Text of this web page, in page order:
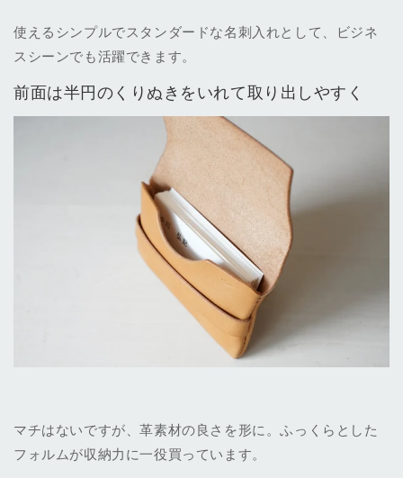
使えるシンプルでスタンダードな名刺入れとして、ビジネ
スシーンでも活躍できます。
前面は半円のくりぬきをいれて取り出しやすく
マチはないですが、革素材の良さを形に。ふっくらとした
フォルムが収納力に一役買っています。